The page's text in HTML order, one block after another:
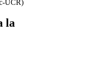
UCR)
la